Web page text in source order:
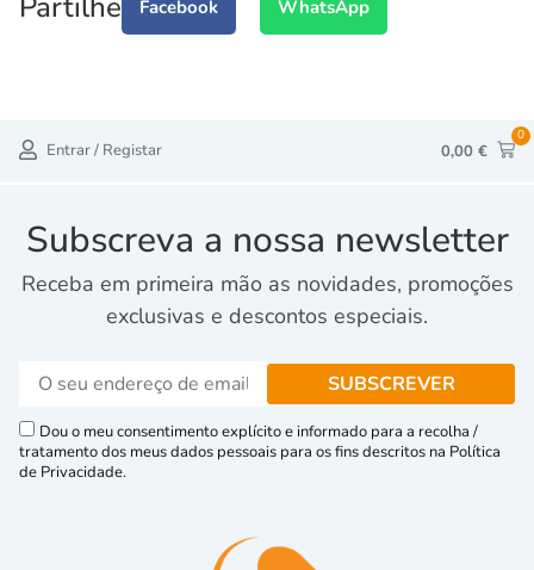
Facebook WhatsApp
Entrar / Registar 0,00 €
0
Subscreva a nossa newsletter
Receba em primeira mão as novidades, promoções
exclusivas e descontos especiais.
Dou o meu consentimento explícito e informado para a recolha /
tratamento dos meus dados pessoais para os fins descritos na Política
de Privacidade.